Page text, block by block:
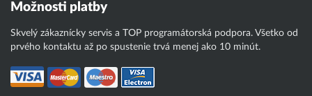
Možnosti platby
Skvelý zákaznícky servis a TOP programátorská podpora. Všetko od
prvého kontaktu až po spustenie trvá menej ako 10 minút.